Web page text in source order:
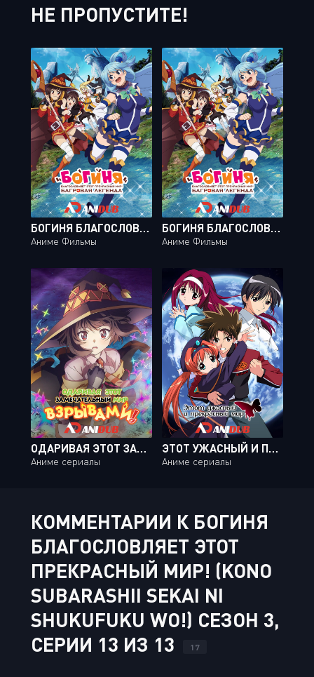
НЕ ПРОПУСТИТЕ!
БОГИНЯ БЛАГОСЛОВЛЯЕТ ЭТОТ ПРЕКРАСНЫЙ МИР! БАГРОВАЯ ЛЕГЕНДА / KONO SUBARASHII SEKAI NI SHUKUFUKU WO! MOVIE: KURENAI DENSETSU
Аниме Фильмы
БОГИНЯ БЛАГОСЛОВЛЯЕТ ЭТОТ ПРЕКРАСНЫЙ МИР! БАГРОВАЯ ЛЕГЕНДА / KONO SUBARASHII SEKAI NI SHUKUFUKU O! KURENAI DENSETSU
Аниме Фильмы
ОДАРИВАЯ ЭТОТ ЗАМЕЧАТЕЛЬНЫЙ МИР ВЗРЫВАМИ! / KONO SUBARASHII SEKAI NI BAKUEN WO! [12 ИЗ 12]
Аниме сериалы
ЭТОТ УЖАСНЫЙ И ПРЕКРАСНЫЙ МИР / KONO MINIKUKU MO UTSUKUSHII SEKAI [12 ИЗ 12]
Аниме сериалы
КОММЕНТАРИИ К БОГИНЯ
БЛАГОСЛОВЛЯЕТ ЭТОТ
ПРЕКРАСНЫЙ МИР! (KONO
SUBARASHII SEKAI NI
SHUKUFUKU WO!) СЕЗОН 3,
СЕРИИ 13 ИЗ 13
17